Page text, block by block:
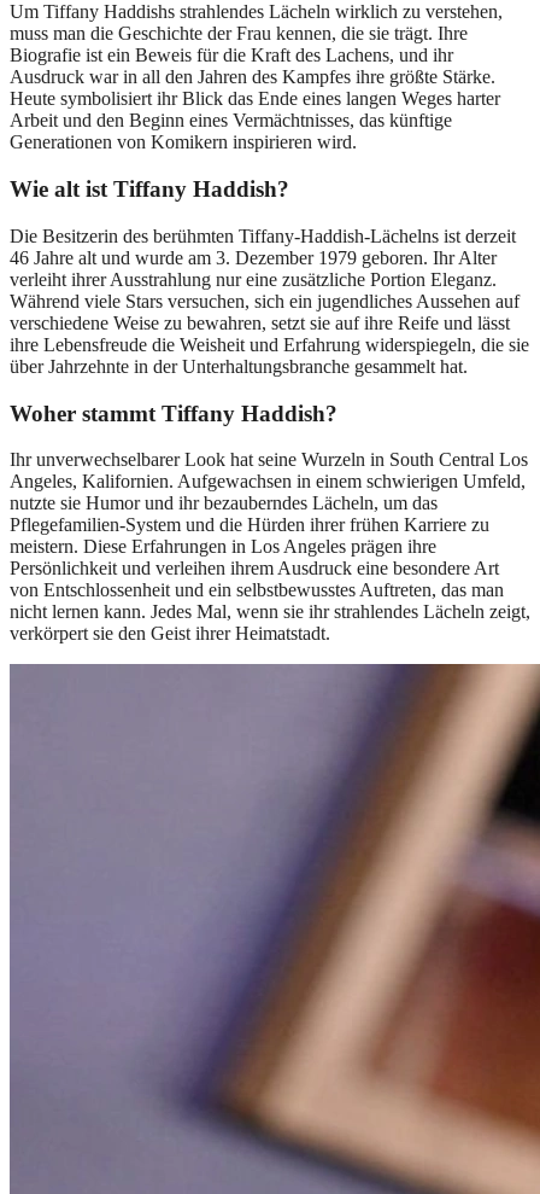
Um Tiffany Haddishs strahlendes Lächeln wirklich zu verstehen,
muss man die Geschichte der Frau kennen, die sie trägt. Ihre
Biografie ist ein Beweis für die Kraft des Lachens, und ihr
Ausdruck war in all den Jahren des Kampfes ihre größte Stärke.
Heute symbolisiert ihr Blick das Ende eines langen Weges harter
Arbeit und den Beginn eines Vermächtnisses, das künftige
Generationen von Komikern inspirieren wird.
Wie alt ist Tiffany Haddish?
Die Besitzerin des berühmten Tiffany-Haddish-Lächelns ist derzeit
46 Jahre alt und wurde am 3. Dezember 1979 geboren. Ihr Alter
verleiht ihrer Ausstrahlung nur eine zusätzliche Portion Eleganz.
Während viele Stars versuchen, sich ein jugendliches Aussehen auf
verschiedene Weise zu bewahren, setzt sie auf ihre Reife und lässt
ihre Lebensfreude die Weisheit und Erfahrung widerspiegeln, die sie
über Jahrzehnte in der Unterhaltungsbranche gesammelt hat.
Woher stammt Tiffany Haddish?
Ihr unverwechselbarer Look hat seine Wurzeln in South Central Los
Angeles, Kalifornien. Aufgewachsen in einem schwierigen Umfeld,
nutzte sie Humor und ihr bezauberndes Lächeln, um das
Pflegefamilien-System und die Hürden ihrer frühen Karriere zu
meistern. Diese Erfahrungen in Los Angeles prägen ihre
Persönlichkeit und verleihen ihrem Ausdruck eine besondere Art
von Entschlossenheit und ein selbstbewusstes Auftreten, das man
nicht lernen kann. Jedes Mal, wenn sie ihr strahlendes Lächeln zeigt,
verkörpert sie den Geist ihrer Heimatstadt.